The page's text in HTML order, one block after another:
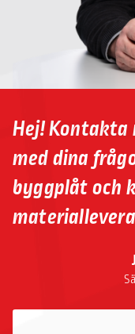
Hej! Kontakta
med dina
byggplåt och